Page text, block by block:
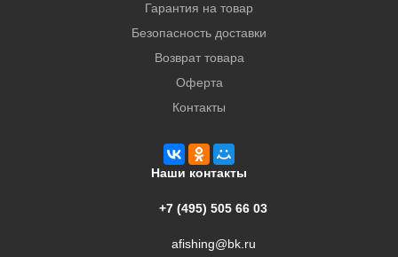
Гарантия на товар
Безопасность доставки
Возврат товара
Оферта
Контакты
Наши контакты
+7 (495) 505 66 03
afishing@bk.ru